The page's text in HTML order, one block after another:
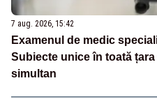
7 aug. 2026, 15:42
Examenul de medic
Subiecte unice în toată
simultan